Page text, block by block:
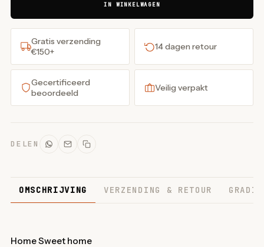
IN WINKELWAGEN
Gratis verzending
€150+
14 dagen retour
Gecertificeerd
beoordeeld
Veilig verpakt
DELEN
OMSCHRIJVING VERZENDING & RETOUR
Home Sweet home